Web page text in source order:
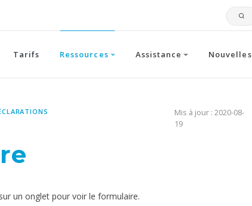
Tarifs Ressources Assistance Nouvelles
Mis à jour : 2020-08-
19
un onglet pour voir le formulaire.